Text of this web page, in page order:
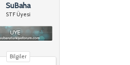
SuBaha
STF Üyesi
Bilgiler